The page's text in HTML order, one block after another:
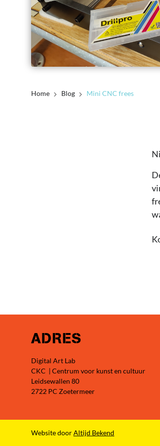
Home Blog Mini CNC frees
ADRES
Digital Art Lab
CKC | Centrum voor kunst en cultuur
Leidsewallen 80
2722 PC Zoetermeer
Website doorAltijd Bekend